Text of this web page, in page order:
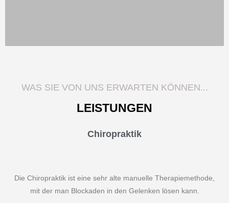
Seit April 2023 behandeln wir auch Kleintiere.
WAS SIE VON UNS ERWARTEN KÖNNEN...
LEISTUNGEN
Chiropraktik
Die Chiropraktik ist eine sehr alte manuelle Therapiemethode,
mit der man Blockaden in den Gelenken lösen kann.